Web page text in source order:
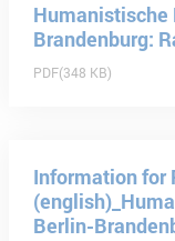
Humanistische
Brandenburg:
PDF 348 KB
Information for
Berlin-